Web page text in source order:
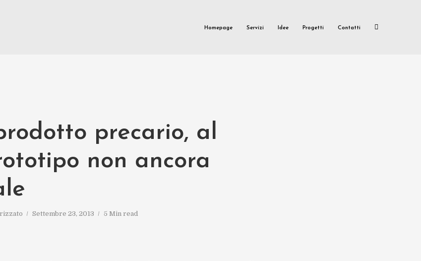
Homepage Servizi Idee Progetti Contatti
precario, al
non ancora
Settembre 23, 2013 5 Min read